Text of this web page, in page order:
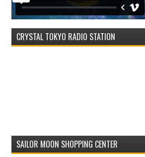
CRYSTAL TOKYO RADIO STATION
SAILOR MOON SHOPPING CENTER